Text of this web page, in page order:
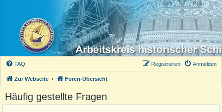
FAQ Anmelden
Registrieren
Zur Webseite Foren-Übersicht
Häufig gestellte Fragen